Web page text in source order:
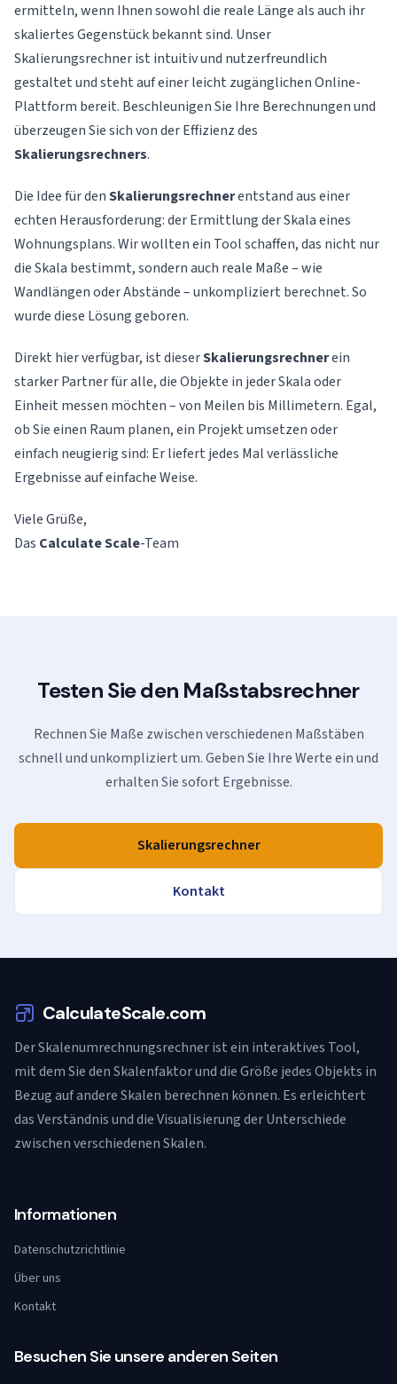
ermitteln, wenn Ihnen sowohl die reale Länge als auch ihr
skaliertes Gegenstück bekannt sind. Unser
Skalierungsrechner ist intuitiv und nutzerfreundlich
gestaltet und steht auf einer leicht zugänglichen Online-
Plattform bereit. Beschleunigen Sie Ihre Berechnungen und
überzeugen Sie sich von der Effizienz des
Skalierungsrechners.
Die Idee für denSkalierungsrechnerentstand aus einer
echten Herausforderung: der Ermittlung der Skala eines
Wohnungsplans. Wir wollten ein Tool schaffen, das nicht nur
die Skala bestimmt, sondern auch reale Maße – wie
Wandlängen oder Abstände – unkompliziert berechnet. So
wurde diese Lösung geboren.
Direkt hier verfügbar, ist dieserSkalierungsrechnerein
starker Partner für alle, die Objekte in jeder Skala oder
Einheit messen möchten – von Meilen bis Millimetern. Egal,
ob Sie einen Raum planen, ein Projekt umsetzen oder
einfach neugierig sind: Er liefert jedes Mal verlässliche
Ergebnisse auf einfache Weise.
Viele Grüße,
Das Calculate Scale-Team
Testen Sie den Maßstabsrechner
Rechnen Sie Maße zwischen verschiedenen Maßstäben
schnell und unkompliziert um. Geben Sie Ihre Werte ein und
erhalten Sie sofort Ergebnisse.
Skalierungsrechner
Kontakt
CalculateScale.com
Der Skalenumrechnungsrechner ist ein interaktives Tool,
mit dem Sie den Skalenfaktor und die Größe jedes Objekts in
Bezug auf andere Skalen berechnen können. Es erleichtert
das Verständnis und die Visualisierung der Unterschiede
zwischen verschiedenen Skalen.
Informationen
Datenschutzrichtlinie
Über uns
Kontakt
Besuchen Sie unsere anderen Seiten